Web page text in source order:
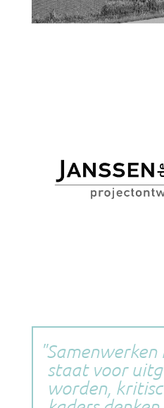
Samenwerken
staat voor
worden,